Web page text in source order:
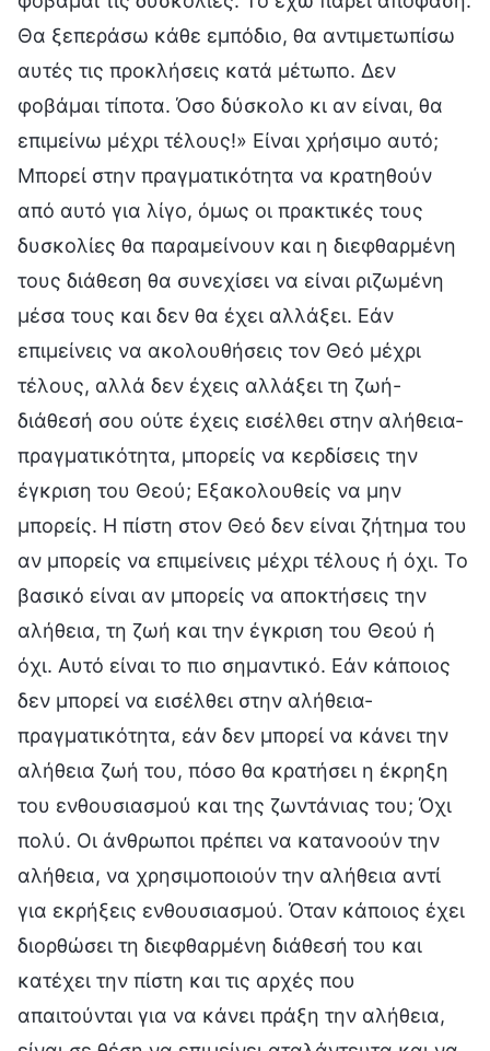
Θα ξεπεράσω κάθε εμπόδιο, θα αντιμετωπίσω
αυτές τις προκλήσεις κατά μέτωπο. Δεν
φοβάμαι τίποτα. Όσο δύσκολο κι αν είναι, θα
επιμείνω μέχρι τέλους!» Είναι χρήσιμο αυτό;
Μπορεί στην πραγματικότητα να κρατηθούν
από αυτό για λίγο, όμως οι πρακτικές τους
δυσκολίες θα παραμείνουν και η διεφθαρμένη
τους διάθεση θα συνεχίσει να είναι ριζωμένη
μέσα τους και δεν θα έχει αλλάξει. Εάν
επιμείνεις να ακολουθήσεις τον Θεό μέχρι
τέλους, αλλά δεν έχεις αλλάξει τη ζωή-
διάθεσή σου ούτε έχεις εισέλθει στην αλήθεια-
πραγματικότητα, μπορείς να κερδίσεις την
έγκριση του Θεού; Εξακολουθείς να μην
μπορείς. Η πίστη στον Θεό δεν είναι ζήτημα του
αν μπορείς να επιμείνεις μέχρι τέλους ή όχι. Το
βασικό είναι αν μπορείς να αποκτήσεις την
αλήθεια, τη ζωή και την έγκριση του Θεού ή
όχι. Αυτό είναι το πιο σημαντικό. Εάν κάποιος
δεν μπορεί να εισέλθει στην αλήθεια-
πραγματικότητα, εάν δεν μπορεί να κάνει την
αλήθεια ζωή του, πόσο θα κρατήσει η έκρηξη
του ενθουσιασμού και της ζωντάνιας του; Όχι
πολύ. Οι άνθρωποι πρέπει να κατανοούν την
αλήθεια, να χρησιμοποιούν την αλήθεια αντί
για εκρήξεις ενθουσιασμού. Όταν κάποιος έχει
διορθώσει τη διεφθαρμένη διάθεσή του και
κατέχει την πίστη και τις αρχές που
απαιτούνται για να κάνει πράξη την αλήθεια,